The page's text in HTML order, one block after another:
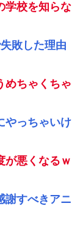
学校を知らな
敗した理由
めちゃくちゃ
やっちゃいけ
が悪くなるｗ
謝すべきアニ